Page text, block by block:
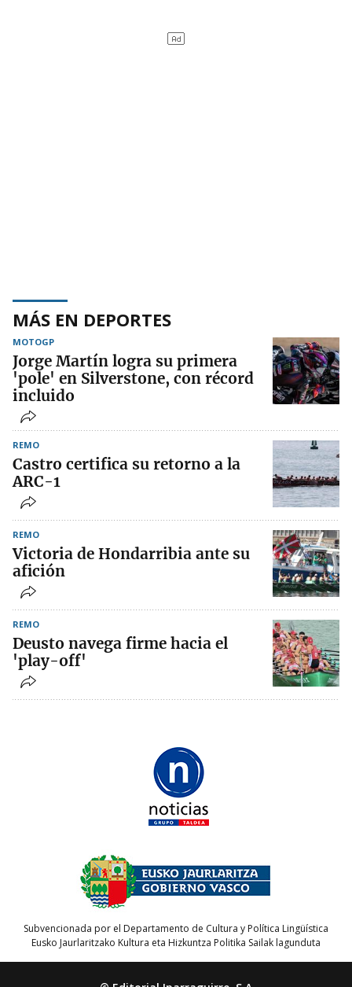
MÁS EN DEPORTES
MOTOGP
Jorge Martín logra su primera
'pole' en Silverstone, con récord
incluido
REMO
Castro certifica su retorno a la
ARC-1
REMO
Victoria de Hondarribia ante su
afición
REMO
Deusto navega firme hacia el
'play-off'
Subvencionada por el Departamento de Cultura y Política Lingüística
Eusko Jaurlaritzako Kultura eta Hizkuntza Politika Sailak lagunduta